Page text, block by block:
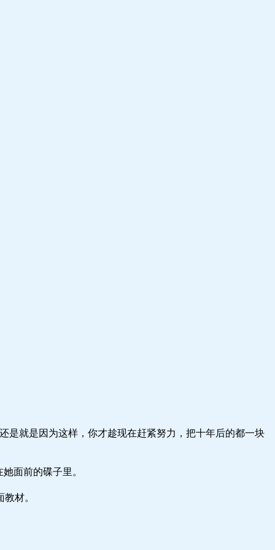
是就是因为这样，你才趁现在赶紧努力，把十年后的都一块
面前的碟子里。
材。